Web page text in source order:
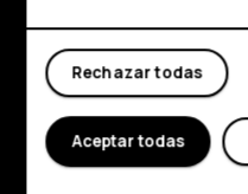
Mi cuenta
Comprar
Acerca de
Planet and people
Soporte
Rechazar todas
Aceptar todas